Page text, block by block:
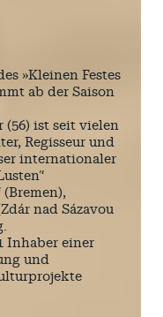
»Kleinen Festes
ab der Saison
(56) ist seit vielen
Regisseur und
internationaler
(Bremen),
nad Sázavou
Inhaber einer
und